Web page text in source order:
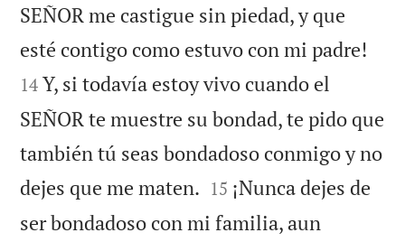
SEÑOR me castigue sin piedad, y que
esté contigo como estuvo con mi padre!
14 Y, si todavía estoy vivo cuando el
SEÑOR te muestre su bondad, te pido que
también tú seas bondadoso conmigo y no
dejes que me maten. 

15 ¡Nunca dejes de
ser bondadoso con mi familia, aun